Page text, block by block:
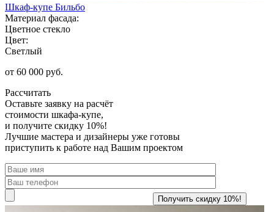
Шкаф-купе Бильбо
Материал фасада:
Цветное стекло
Цвет:
Светлый
от 60 000 руб.
Рассчитать
Оставьте заявку на расчёт
стоимости шкафа-купе,
и получите скидку 10%!
Лучшие мастера и дизайнеры уже готовы
приступить к работе над Вашим проектом